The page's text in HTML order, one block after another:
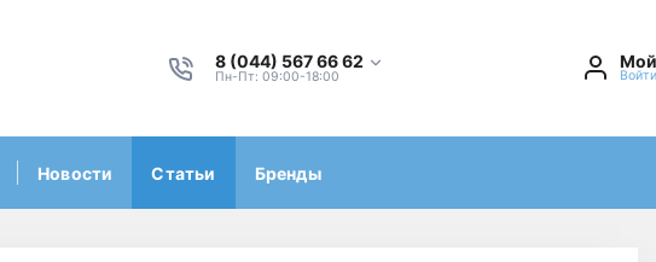
8 (044) 567 66 62
Пн-Пт: 09:00-18:00
Мой
Войти
Новости Статьи Бренды